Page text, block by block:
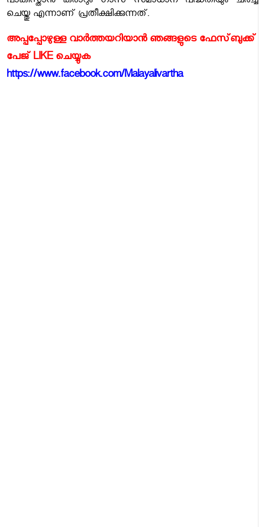
ചെയ്തു എന്നാണ് പ്രതീക്ഷിക്കുന്നത്.
അപ്പപ്പോഴുള്ള വാര്‍ത്തയറിയാന്‍ ഞങ്ങളുടെ ഫേസ്‌ബുക്ക്‌
പേജ് LIKE ചെയ്യുക
https://www.facebook.com/Malayalivartha